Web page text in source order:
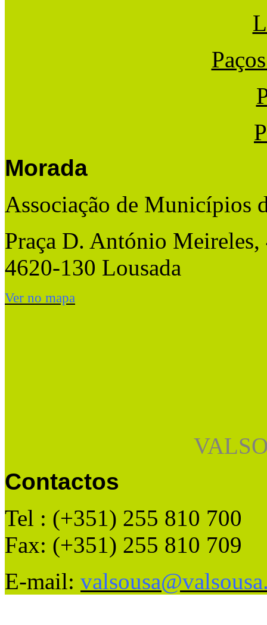
Morada
Associação de Municípios
Praça D. António Meireles,
4620-130 Lousada
Ver no mapa
Contactos
Tel : (+351) 255 810 700
Fax: (+351) 255 810 709
E-mail: